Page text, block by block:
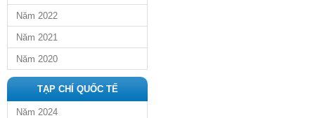
Năm 2022
Năm 2021
Năm 2020
TẠP CHÍ QUỐC TẾ
Năm 2024